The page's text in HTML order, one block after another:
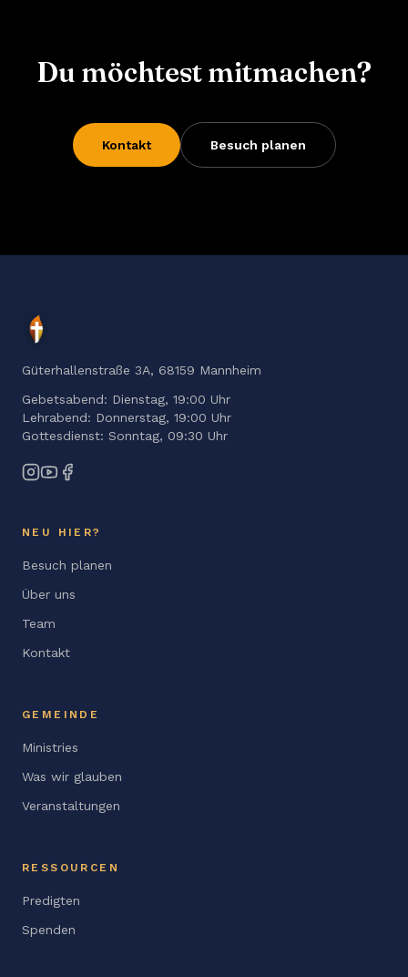
Du möchtest mitmachen?
Kontakt Besuch planen
Güterhallenstraße 3A, 68159 Mannheim
Gebetsabend: Dienstag, 19:00 Uhr
Lehrabend: Donnerstag, 19:00 Uhr
Gottesdienst: Sonntag, 09:30 Uhr
NEU HIER?
Besuch planen
Über uns
Team
Kontakt
GEMEINDE
Ministries
Was wir glauben
Veranstaltungen
RESSOURCEN
Predigten
Spenden